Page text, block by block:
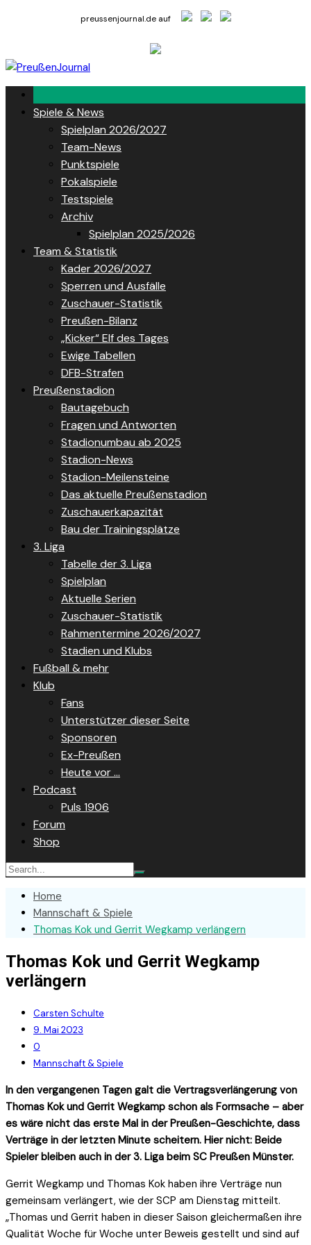
preussenjournal.de auf
Spiele & News
Spielplan 2026/2027
Team-News
Punktspiele
Pokalspiele
Testspiele
Archiv
Spielplan 2025/2026
Team & Statistik
Kader 2026/2027
Sperren und Ausfälle
Zuschauer-Statistik
Preußen-Bilanz
„Kicker“ Elf des Tages
Ewige Tabellen
DFB-Strafen
Preußenstadion
Bautagebuch
Fragen und Antworten
Stadionumbau ab 2025
Stadion-News
Stadion-Meilensteine
Das aktuelle Preußenstadion
Zuschauerkapazität
Bau der Trainingsplätze
3. Liga
Tabelle der 3. Liga
Spielplan
Aktuelle Serien
Zuschauer-Statistik
Rahmentermine 2026/2027
Stadien und Klubs
Fußball & mehr
Klub
Fans
Unterstützer dieser Seite
Sponsoren
Ex-Preußen
Heute vor …
Podcast
Puls 1906
Forum
Shop
Home
Mannschaft & Spiele
Thomas Kok und Gerrit Wegkamp verlängern
Thomas Kok und Gerrit Wegkamp
verlängern
Carsten Schulte
9. Mai 2023
0
Mannschaft & Spiele
In den vergangenen Tagen galt die Vertragsverlängerung von
Thomas Kok und Gerrit Wegkamp schon als Formsache – aber
es wäre nicht das erste Mal in der Preußen-Geschichte, dass
Verträge in der letzten Minute scheitern. Hier nicht: Beide
Spieler bleiben auch in der 3. Liga beim SC Preußen Münster.
Gerrit Wegkamp und Thomas Kok haben ihre Verträge nun
gemeinsam verlängert, wie der SCP am Dienstag mitteilt.
„Thomas und Gerrit haben in dieser Saison gleichermaßen ihre
Qualität Woche für Woche unter Beweis gestellt und sind auf